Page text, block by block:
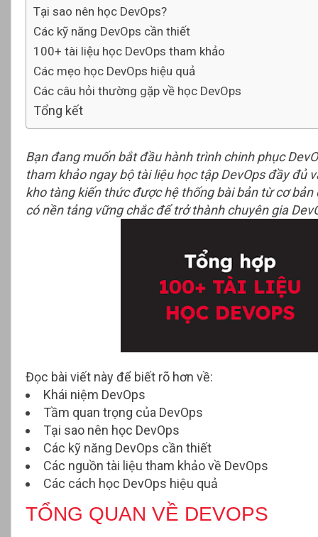
Tại sao nên học DevOps?
Các kỹ năng DevOps cần thiết
100+ tài liệu học DevOps tham khảo
Các mẹo học DevOps hiệu quả
Các câu hỏi thường gặp về học DevOps
Tổng kết
Bạn đang muốn bắt đầu hành trình chinh phục
tham khảo ngay bộ tài liệu học tập DevOps đầy đủ
kho tàng kiến thức được hệ thống bài bản từ cơ
có nền tảng vững chắc để trở thành chuyên gia
Đọc bài viết này để biết rõ hơn về:
Khái niệm DevOps
Tầm quan trọng của DevOps
Tại sao nên học DevOps
Các kỹ năng DevOps cần thiết
Các nguồn tài liệu tham khảo về DevOps
Các cách học DevOps hiệu quả
TỔNG QUAN VỀ DEVOPS